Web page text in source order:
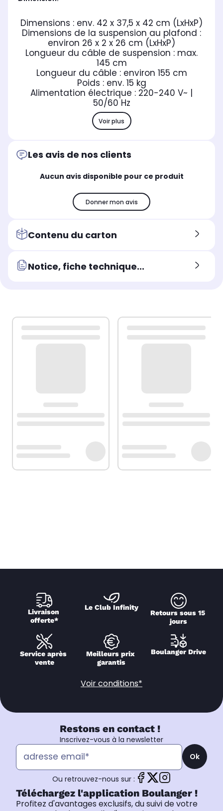
Dimensions : env. 42 x 37,5 x 42 cm (LxHxP)
Dimensions de la suspension au plafond :
environ 26 x 2 x 26 cm (LxHxP)
Longueur du câble de suspension : max.
145 cm
Longueur du câble : environ 155 cm
Poids : env. 15 kg
Alimentation électrique : 220-240 V~ |
50/60 Hz
Voir plus
Les avis de nos clients
Aucun avis disponible pour ce produit
Donner mon avis
Contenu du carton
Notice, fiche technique...
Livraison
offerte*
Le Club Infinity
Retours sous 15
jours
Service après
vente
Meilleurs prix
garantis
Boulanger Drive
Voir conditions*
Restons en contact !
Inscrivez-vous à la newsletter
Ok
Ou retrouvez-nous sur :
Téléchargez l'application Boulanger !
Profitez d'avantages exclusifs, du suivi de votre